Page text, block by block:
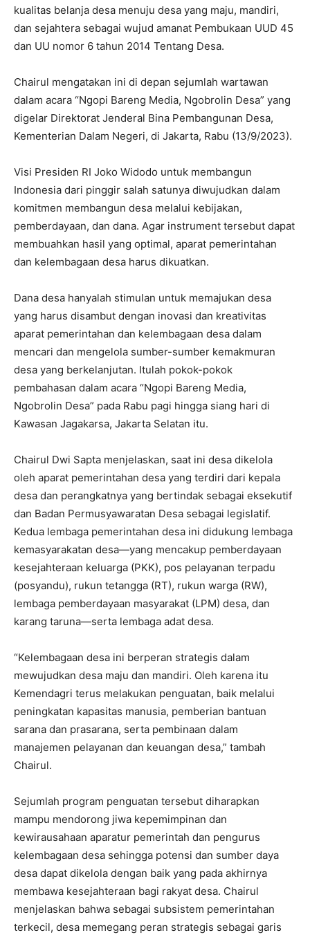
kualitas belanja desa menuju desa yang maju, mandiri,
dan sejahtera sebagai wujud amanat Pembukaan UUD 45
dan UU nomor 6 tahun 2014 Tentang Desa.
Chairul mengatakan ini di depan sejumlah wartawan
dalam acara “Ngopi Bareng Media, Ngobrolin Desa” yang
digelar Direktorat Jenderal Bina Pembangunan Desa,
Kementerian Dalam Negeri, di Jakarta, Rabu (13/9/2023).
Visi Presiden RI Joko Widodo untuk membangun
Indonesia dari pinggir salah satunya diwujudkan dalam
komitmen membangun desa melalui kebijakan,
pemberdayaan, dan dana. Agar instrument tersebut dapat
membuahkan hasil yang optimal, aparat pemerintahan
dan kelembagaan desa harus dikuatkan.
Dana desa hanyalah stimulan untuk memajukan desa
yang harus disambut dengan inovasi dan kreativitas
aparat pemerintahan dan kelembagaan desa dalam
mencari dan mengelola sumber-sumber kemakmuran
desa yang berkelanjutan. Itulah pokok-pokok
pembahasan dalam acara “Ngopi Bareng Media,
Ngobrolin Desa” pada Rabu pagi hingga siang hari di
Kawasan Jagakarsa, Jakarta Selatan itu.
Chairul Dwi Sapta menjelaskan, saat ini desa dikelola
oleh aparat pemerintahan desa yang terdiri dari kepala
desa dan perangkatnya yang bertindak sebagai eksekutif
dan Badan Permusyawaratan Desa sebagai legislatif.
Kedua lembaga pemerintahan desa ini didukung lembaga
kemasyarakatan desa—yang mencakup pemberdayaan
kesejahteraan keluarga (PKK), pos pelayanan terpadu
(posyandu), rukun tetangga (RT), rukun warga (RW),
lembaga pemberdayaan masyarakat (LPM) desa, dan
karang taruna—serta lembaga adat desa.
“Kelembagaan desa ini berperan strategis dalam
mewujudkan desa maju dan mandiri. Oleh karena itu
Kemendagri terus melakukan penguatan, baik melalui
peningkatan kapasitas manusia, pemberian bantuan
sarana dan prasarana, serta pembinaan dalam
manajemen pelayanan dan keuangan desa,” tambah
Chairul.
Sejumlah program penguatan tersebut diharapkan
mampu mendorong jiwa kepemimpinan dan
kewirausahaan aparatur pemerintah dan pengurus
kelembagaan desa sehingga potensi dan sumber daya
desa dapat dikelola dengan baik yang pada akhirnya
membawa kesejahteraan bagi rakyat desa. Chairul
menjelaskan bahwa sebagai subsistem pemerintahan
terkecil, desa memegang peran strategis sebagai garis